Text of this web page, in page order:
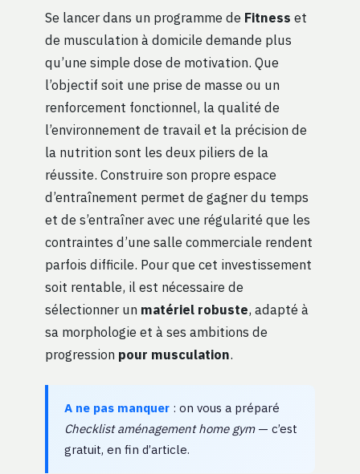
Se lancer dans un programme de Fitness et
de musculation à domicile demande plus
qu’une simple dose de motivation. Que
l’objectif soit une prise de masse ou un
renforcement fonctionnel, la qualité de
l’environnement de travail et la précision de
la nutrition sont les deux piliers de la
réussite. Construire son propre espace
d’entraînement permet de gagner du temps
et de s’entraîner avec une régularité que les
contraintes d’une salle commerciale rendent
parfois difficile. Pour que cet investissement
soit rentable, il est nécessaire de
sélectionner un matériel robuste, adapté à
sa morphologie et à ses ambitions de
progression pour musculation.
A ne pas manquer : on vous a préparé
Checklist aménagement home gym— c’est
gratuit, en fin d’article.